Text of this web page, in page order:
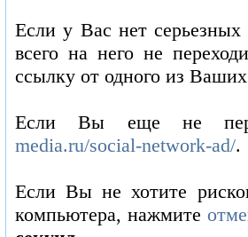
Если у Вас нет серьезных
всего на него не
ссылку от одного из
Если Вы еще не
media.ru/social-network-ad/.
Если Вы не хотите
компьютера, нажмите